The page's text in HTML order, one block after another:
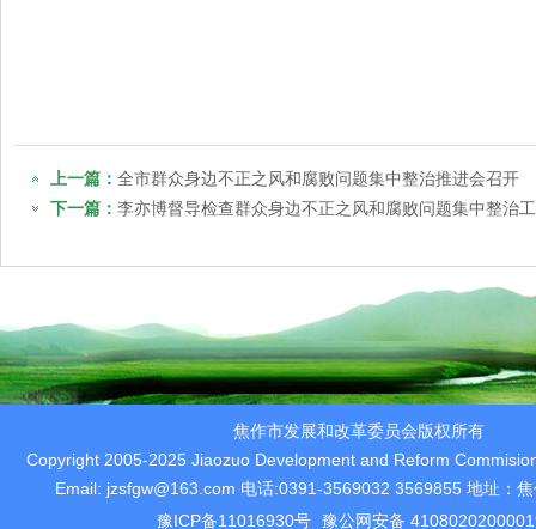
上一篇： 全市群众身边不正之风和腐败问题集中整治推进会召开
下一篇： 李亦博督导检查群众身边不正之风和腐败问题集中整治
焦作市发展和改革委员会版权所有
Copyright 2005-2025 Jiaozuo Development and Reform
Email: jzsfgw@163.com 电话:0391-3569032 3569855 地址：
豫ICP备11016930号 豫公网安备